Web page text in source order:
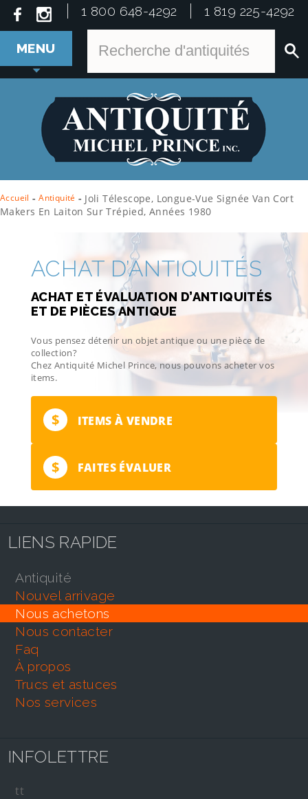
1 800 648-4292 1 819 225-4292
MENU
Accueil - Antiquité - Joli Télescope, Longue-Vue Signée Van Cort
Makers En Laiton Sur Trépied, Années 1980
ACHAT D’ANTIQUITÉS
ACHAT ET ÉVALUATION D’ANTIQUITÉS
ET DE PIÈCES ANTIQUE
Vous pensez détenir un objet antique ou une pièce de
collection?
Chez Antiquité Michel Prince, nous pouvons acheter vos
items.
$ ITEMS À VENDRE
$ FAITES ÉVALUER
LIENS RAPIDE
antiquité
nouvel arrivage
nous achetons
nous contacter
faq
À propos
trucs et astuces
nos services
INFOLETTRE
tt